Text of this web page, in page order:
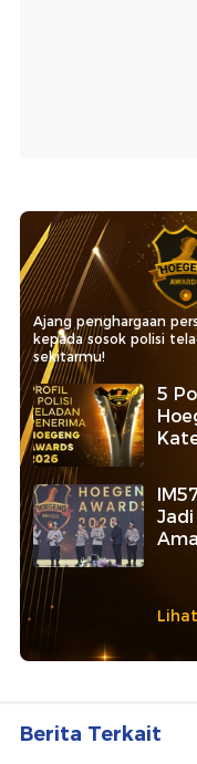
Ajang penghargaan
kepada sosok polisi
sekitarmu!
5
Berita Terkait